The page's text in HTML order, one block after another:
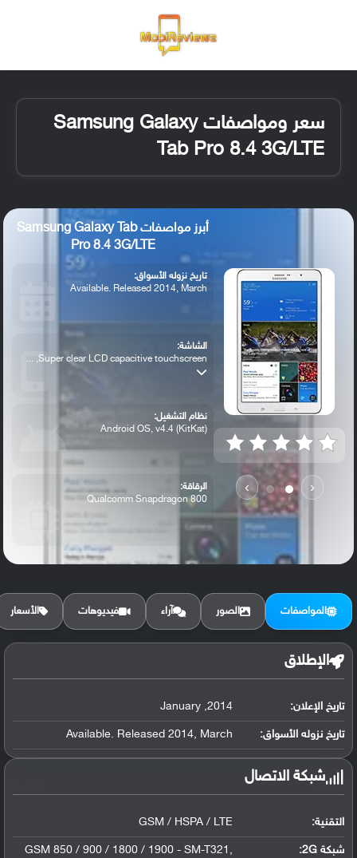
سعر ومواصفات Samsung Galaxy
Tab Pro 8.4 3G/LTE
‹
›
أبرز مواصفات Samsung Galaxy Tab
Pro 8.4 3G/LTE
تاريخ نزوله الأسواق:
Available. Released 2014, March
الشاشة:
Super clear LCD capacitive touchscreen, ...
نظام التشغيل:
Android OS, v4.4 (KitKat)
الرقاقة:
Qualcomm Snapdragon 800
الرام / التخزين:
المواصفات الصور آراء فيديوهات الأسعار
الإطلاق
تاريخ الإعلان: 2014, January
تاريخ نزوله الأسواق: Available. Released 2014, March
شبكة الاتصال
التقنية: GSM / HSPA / LTE
شبكة 2G:
GSM 850 / 900 / 1800 / 1900 - SM-T321,